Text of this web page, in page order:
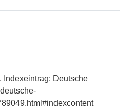
Indexeintrag: Deutsche